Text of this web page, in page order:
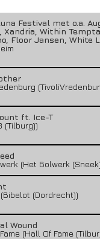
Festival met o.a.
Xandria, Within
Floor Jansen, White
ft. Ice-T
(Tilburg))
(Het Bolwerk
(Dordrecht))
Wound
(Hall Of Fame